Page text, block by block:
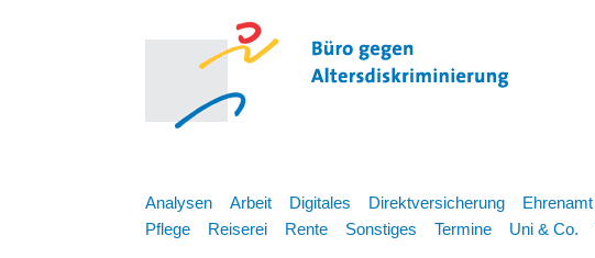
Analysen Arbeit Digitales Direktversicherung Ehrenamt
Pflege
Reiserei Rente Sonstiges Termine Uni & Co.